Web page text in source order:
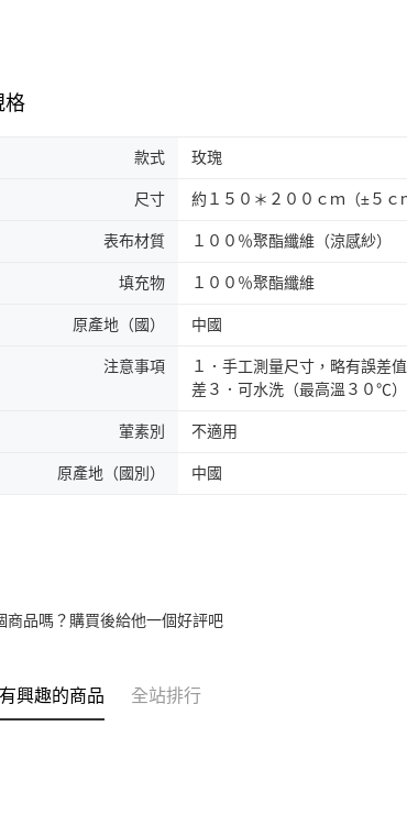
格
款式 玫瑰
尺寸 約１５０＊２００ｃｍ（±５ｃ
表布材質 １００％聚酯纖維（涼感紗）
填充物 １００％聚酯纖維
原產地（國） 中國
注意事項
１．手工測量尺寸，略有誤差
差３．可水洗（最高溫３０℃
葷素別 不適用
原產地（國別） 中國
商品嗎？購買後給他一個好評吧
興趣的商品 全站排行